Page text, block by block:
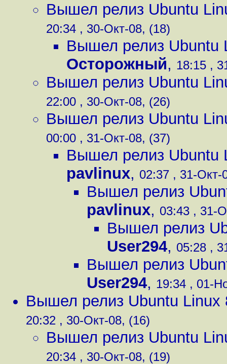
Вышел релиз Ubuntu
20:34 , 30-Окт-08, (18)
Вышел релиз Ubuntu
Осторожный, 18:15 ,
Вышел релиз Ubuntu
22:00 , 30-Окт-08, (26)
Вышел релиз Ubuntu
00:00 , 31-Окт-08, (37)
Вышел релиз Ubuntu
pavlinux, 02:37 , 31-Окт-
Вышел релиз
pavlinux, 03:43 , 31-
Вышел релиз
User294, 05:28 ,
Вышел релиз
User294, 19:34 , 01-
Вышел релиз Ubuntu Linux
20:32 , 30-Окт-08, (16)
Вышел релиз Ubuntu
20:34 , 30-Окт-08, (19)